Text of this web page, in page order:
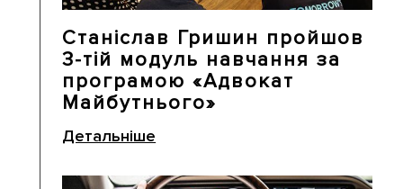
Станіслав Гришин пройшов
3-тій модуль навчання за
програмою «Адвокат
Майбутнього»
Детальніше